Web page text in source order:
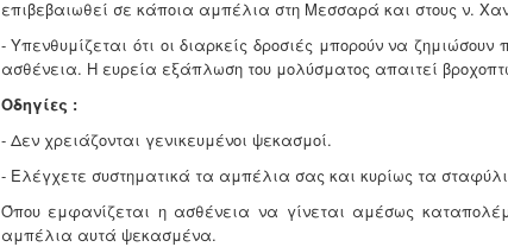
επιβεβαιωθεί σε κάποια αμπέλια στη Μεσσαρά και στους ν.
- Υπενθυμίζεται ότι οι διαρκείς δροσιές μπορούν να
ασθένεια. Η ευρεία εξάπλωση του μολύσματος απαιτεί
Οδηγίες :
- Δεν χρειάζονται γενικευμένοι ψεκασμοί.
- Ελέγχετε συστηματικά τα αμπέλια σας και κυρίως τα
Όπου εμφανίζεται η ασθένεια να γίνεται αμέσως
αμπέλια αυτά ψεκασμένα.